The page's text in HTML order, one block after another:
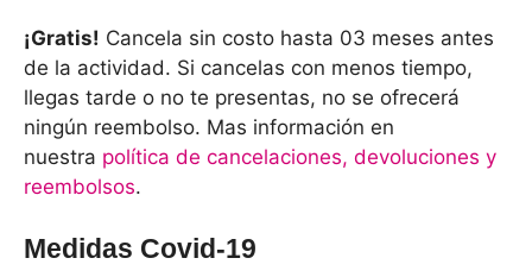
¡Gratis! Cancela sin costo hasta 03 meses antes
de la actividad. Si cancelas con menos tiempo,
llegas tarde o no te presentas, no se ofrecerá
ningún reembolso. Mas información en
nuestra política de cancelaciones, devoluciones y
reembolsos.
Medidas Covid-19